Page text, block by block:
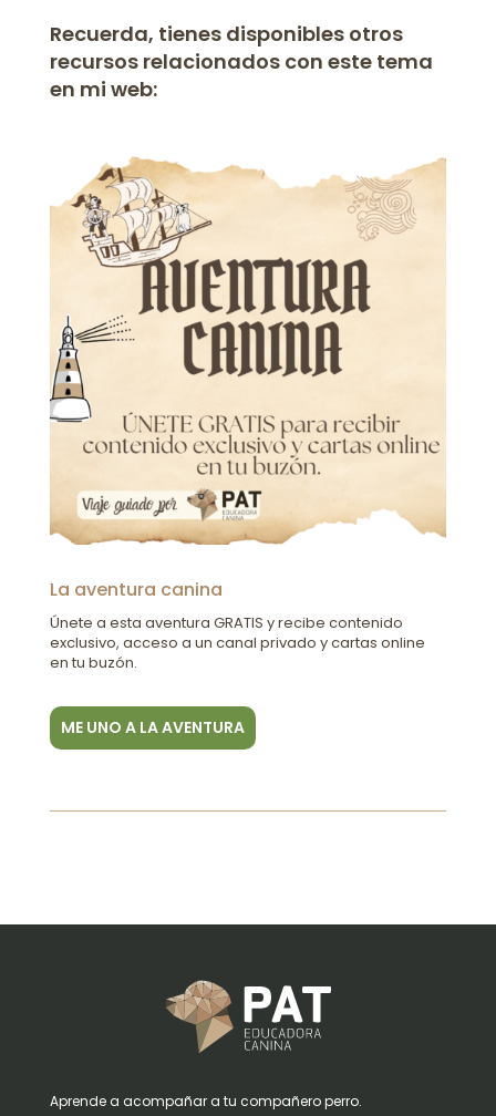
Recuerda, tienes disponibles otros
recursos relacionados con este tema
en mi web:
La aventura canina
Únete a esta aventura GRATIS y recibe contenido
exclusivo, acceso a un canal privado y cartas online
en tu buzón.
ME UNO A LA AVENTURA
Aprende a acompañar a tu compañero perro.